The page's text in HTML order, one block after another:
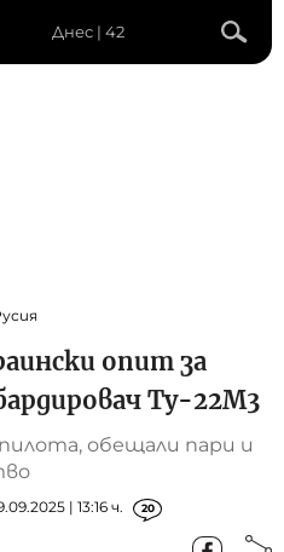
Днес | 42
опит за
Ту-22М3
обещали пари и
| 13:16 ч. 20